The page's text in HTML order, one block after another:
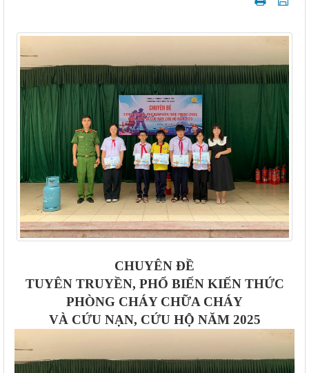
CHUYÊN ĐỀ
TUYÊN TRUYỀN, PHỔ BIẾN KIẾN THỨC
PHÒNG CHÁY CHỮA CHÁY
VÀ CỨU NẠN, CỨU HỘ NĂM 2025